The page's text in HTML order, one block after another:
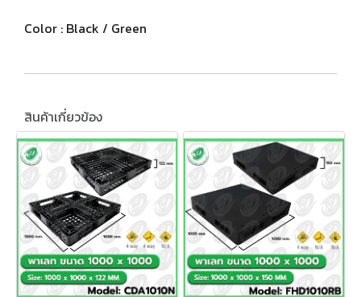
Color : Black / Green
สินค้าเกี่ยวข้อง